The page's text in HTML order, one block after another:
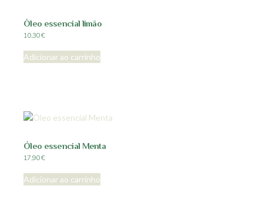
Òleo essencial limão
10,30€
Adicionar ao carrinho
Óleo essencial Menta
17,90€
Adicionar ao carrinho